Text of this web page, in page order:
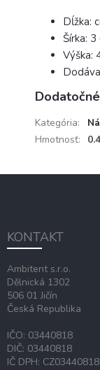
Dĺžka:
Šírka: 3
Výška:
Kategória:
Hmotnosť:
KONTAKT
Ambitent s.r.o.
Dělnická 1302
506 01 Jičín
Česká Republika
IČO: 03440818
DIČ: 03440818
IČ DPH: CZ03440818